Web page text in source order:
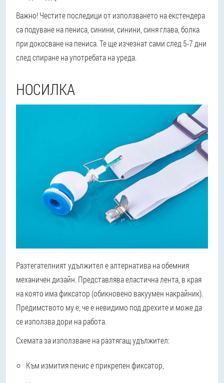
Важно! Честите последици от използването на екстендера
са подуване на пениса, синини, синини, синя глава, болка
при докосване на пениса. Те ще изчезнат сами след 5-7 дни
след спиране на употребата на уреда.
НОСИЛКА
Разтегателният удължител е алтернатива на обемния
механичен дизайн. Представлява еластична лента, в края
на която има фиксатор (обикновено вакуумен накрайник).
Предимството му е, че е невидимо под дрехите и може да
се използва дори на работа.
Схемата за използване на разтягащ удължител:
Към измития пенис е прикрепен фиксатор,